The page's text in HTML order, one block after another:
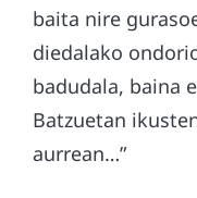
baita nire
diedalako
badudala, baina
Batzuetan
aurrean…”